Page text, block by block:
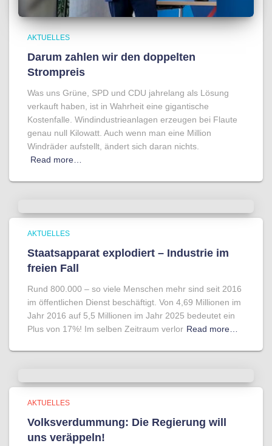
AKTUELLES
Darum zahlen wir den doppelten
Strompreis
Was uns Grüne, SPD und CDU jahrelang als Lösung
verkauft haben, ist in Wahrheit eine gigantische
Kostenfalle. Windindustrieanlagen erzeugen bei Flaute
genau null Kilowatt. Auch wenn man eine Million
Windräder aufstellt, ändert sich daran nichts.
Read more…
AKTUELLES
Staatsapparat explodiert – Industrie im
freien Fall
Rund 800.000 – so viele Menschen mehr sind seit 2016
im öffentlichen Dienst beschäftigt. Von 4,69 Millionen im
Jahr 2016 auf 5,5 Millionen im Jahr 2025 bedeutet ein
Plus von 17%! Im selben Zeitraum verlor Read more…
AKTUELLES
Volksverdummung: Die Regierung will
uns veräppeln!